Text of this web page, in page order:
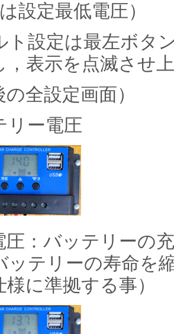
設定最低電圧）
ト設定は最左ボタ
，表示を点滅させ
の全設定画面）
ー電圧
：バッテリーの
ッテリーの寿命を
に準拠する事）